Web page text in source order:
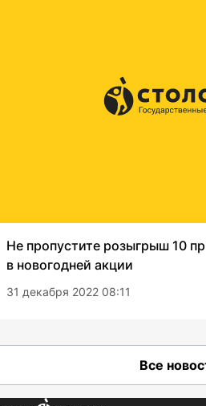
Не пропустите розыгрыш 10
в новогодней акции
31 декабря 2022 08:11
Все